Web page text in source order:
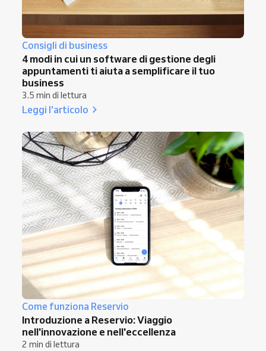
Consigli di business
4 modi in cui un software di gestione degli
appuntamenti ti aiuta a semplificare il tuo
business
3.5 min di lettura
Leggi l'articolo
Come funziona Reservio
Introduzione a Reservio: Viaggio
nell'innovazione e nell'eccellenza
2 min di lettura